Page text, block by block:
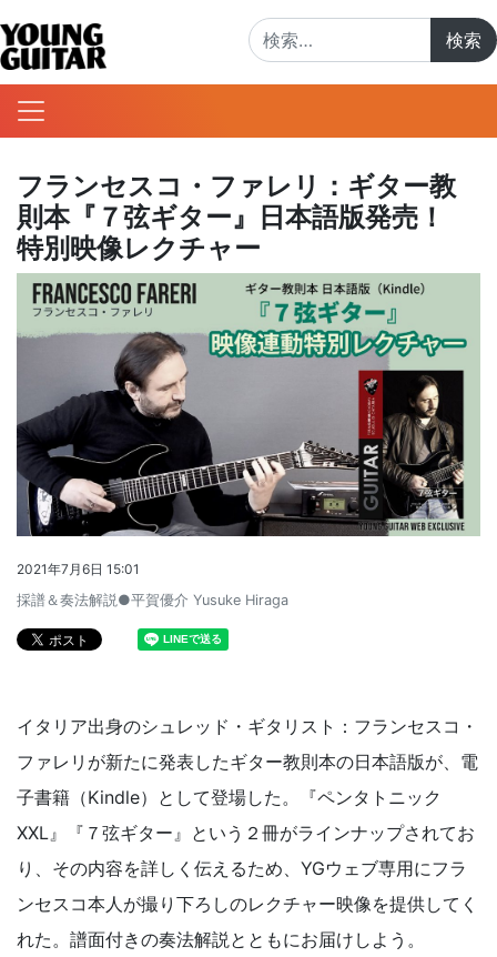
フランセスコ・ファレリ：ギター教
則本『７弦ギター』日本語版発売！
特別映像レクチャー
2021年7月6日 15:01
採譜＆奏法解説●平賀優介 Yusuke Hiraga
イタリア出身のシュレッド・ギタリスト：フランセスコ・
ファレリが新たに発表したギター教則本の日本語版が、電
子書籍（Kindle）として登場した。『ペンタトニック
XXL』『７弦ギター』という２冊がラインナップされてお
り、その内容を詳しく伝えるため、YGウェブ専用にフラ
ンセスコ本人が撮り下ろしのレクチャー映像を提供してく
れた。譜面付きの奏法解説とともにお届けしよう。